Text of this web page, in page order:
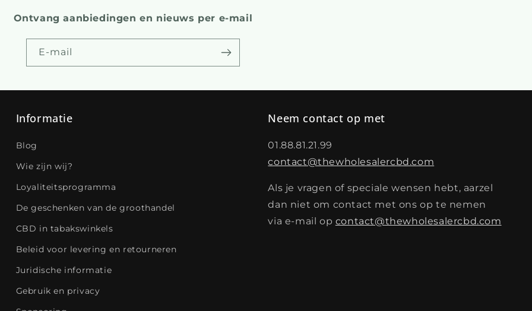
Ontvang aanbiedingen en nieuws per e-mail
E-mail
Informatie
Blog
Wie zijn wij?
Loyaliteitsprogramma
De geschenken van de groothandel
CBD in tabakswinkels
Beleid voor levering en retourneren
Juridische informatie
Gebruik en privacy
Neem contact op met
01.88.81.21.99
contact@thewholesalercbd.com
Als je vragen of speciale wensen hebt, aarzel
dan niet om contact met ons op te nemen
via e-mail op contact@thewholesalercbd.com